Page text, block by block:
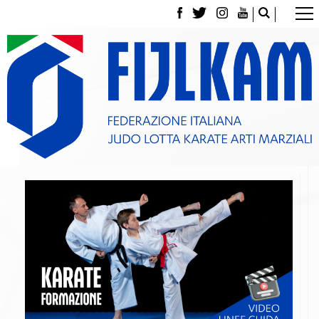
La Federazione
Tesseramento
Contatti
Norme e modulistica Affiliazioni e Tesseramenti
Classifica Società Sportive con più di 100 atleti
tesserati
Gare e Risultati
Archivio eventi
Dove siamo
Media
Partners
Trasparenza
Judo
La disciplina
News
Attività Didattica